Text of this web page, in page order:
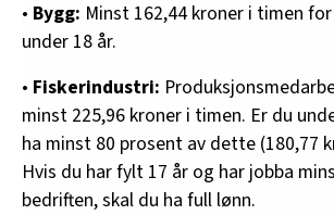
• Bygg: Minst 162,44 kroner i timen
under 18 år.
• Fiskerindustri:
minst 225,96 kroner i timen. Er du
ha minst 80 prosent av dette (180,77
Hvis du har fylt 17 år og har jobba
bedriften, skal du ha full lønn.